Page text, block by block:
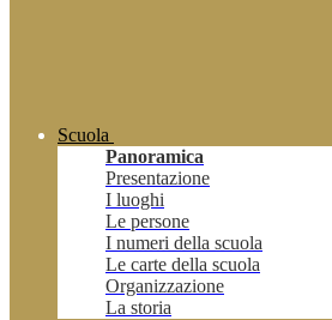
Scuola
Panoramica
Presentazione
I luoghi
Le persone
I numeri della scuola
Le carte della scuola
Organizzazione
La storia